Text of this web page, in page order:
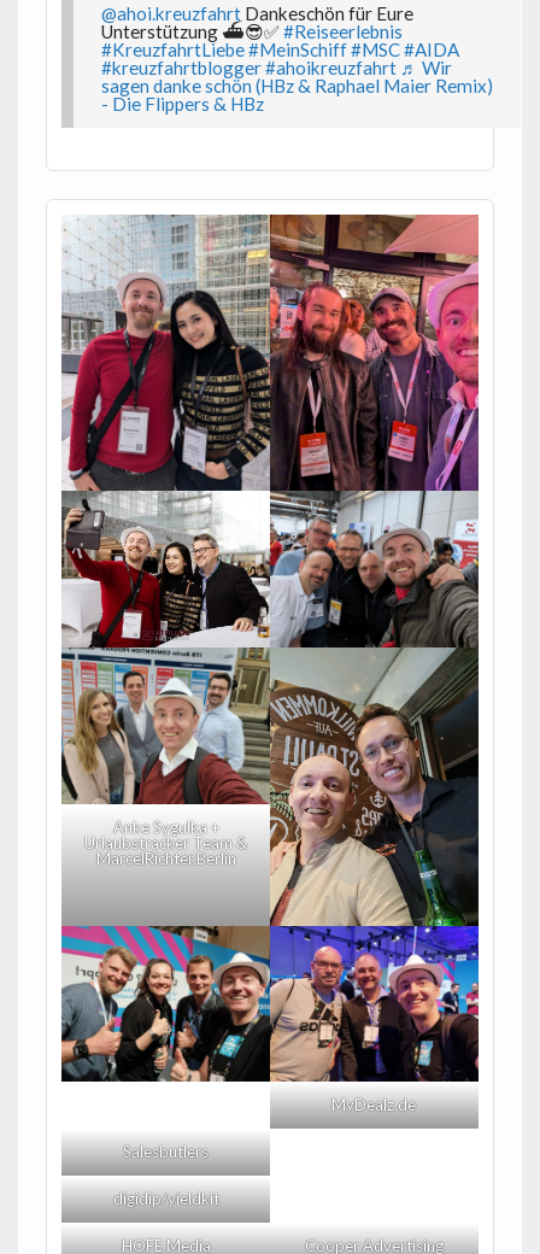
@ahoi.kreuzfahrt Dankeschön für Eure
Unterstützung ⛴️😎✅#Reiseerlebnis
#KreuzfahrtLiebe#MeinSchiff#MSC#AIDA
#kreuzfahrtblogger#ahoikreuzfahrt ♬ Wir
sagen danke schön (HBz & Raphael Maier Remix)
- Die Flippers & HBz
Anke Sygulka +
Urlaubstracker Team &
MarcelRichter.Berlin
MyDealz.de
Salesbutlers
digidip/yieldkit
HOFE Media Cooper Advertising